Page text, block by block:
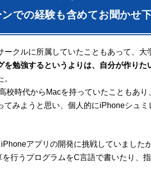
での経験も含めてお聞かせ
クルに所属していたこともあって、大
を勉強するというよりは、自分が作り
。
校時代からMacを持っていたこともあ
てみようと思い、個人的にiPhoneシュミ
アプリの開発に挑戦していました
行うプログラムをC言語で書いたり、